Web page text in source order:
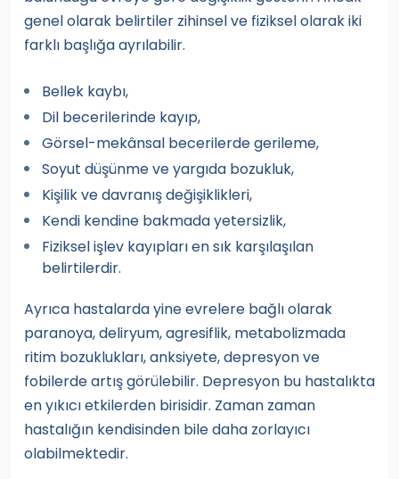
genel olarak belirtiler zihinsel ve fiziksel olarak iki
farklı başlığa ayrılabilir.
Bellek kaybı,
Dil becerilerinde kayıp,
Görsel-mekânsal becerilerde gerileme,
Soyut düşünme ve yargıda bozukluk,
Kişilik ve davranış değişiklikleri,
Kendi kendine bakmada yetersizlik,
Fiziksel işlev kayıpları en sık karşılaşılan
belirtilerdir.
Ayrıca hastalarda yine evrelere bağlı olarak
paranoya, deliryum, agresiflik, metabolizmada
ritim bozuklukları, anksiyete, depresyon ve
fobilerde artış görülebilir. Depresyon bu hastalıkta
en yıkıcı etkilerden birisidir. Zaman zaman
hastalığın kendisinden bile daha zorlayıcı
olabilmektedir.